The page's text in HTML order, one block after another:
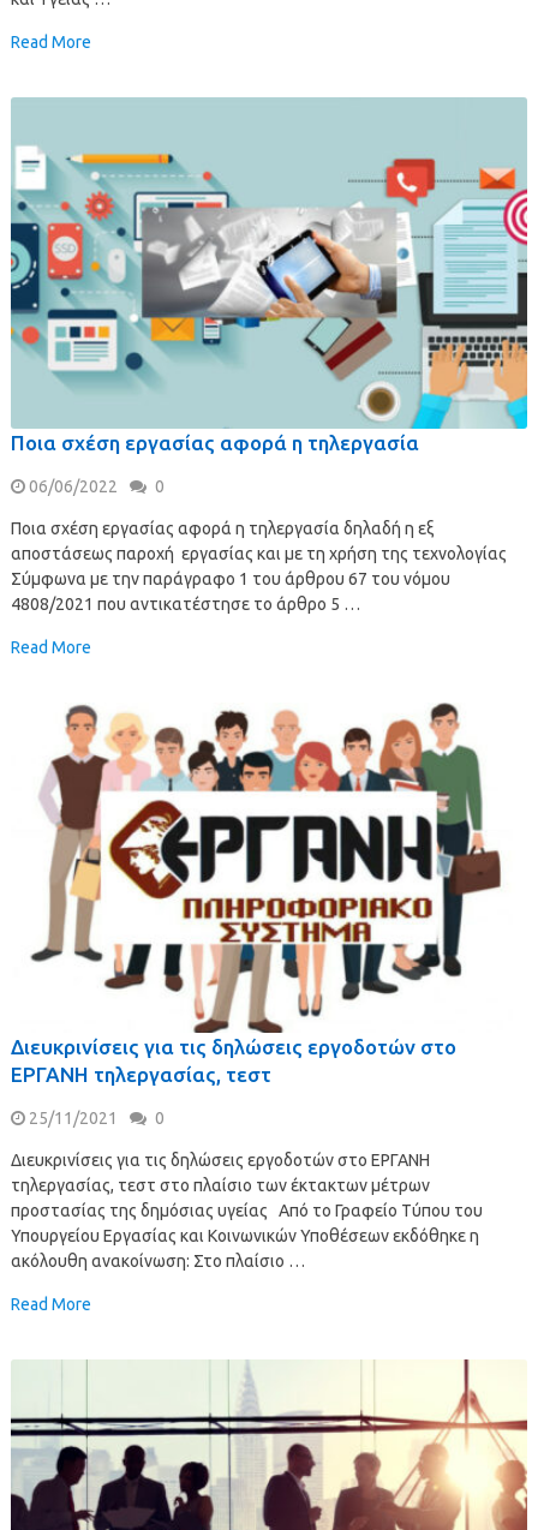
Read More
Ποια σχέση εργασίας αφορά η τηλεργασία
06/06/2022 0
Ποια σχέση εργασίας αφορά η τηλεργασία δηλαδή η εξ
αποστάσεως παροχή εργασίας και με τη χρήση της τεχνολογίας
Σύμφωνα με την παράγραφο 1 του άρθρου 67 του νόμου
4808/2021 που αντικατέστησε το άρθρο 5 …
Read More
Διευκρινίσεις για τις δηλώσεις εργοδοτών στο
ΕΡΓΑΝΗ τηλεργασίας, τεστ
25/11/2021 0
Διευκρινίσεις για τις δηλώσεις εργοδοτών στο ΕΡΓΑΝΗ
τηλεργασίας, τεστ στο πλαίσιο των έκτακτων μέτρων
προστασίας της δημόσιας υγείας Από το Γραφείο Τύπου του
Υπουργείου Εργασίας και Κοινωνικών Υποθέσεων εκδόθηκε η
ακόλουθη ανακοίνωση: Στο πλαίσιο …
Read More